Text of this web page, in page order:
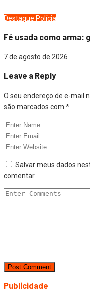
Destaque Polícia
Fé usada como arma:
7 de agosto de 2026
Leave a Reply
O seu endereço de e-mail
são marcados com *
Salvar meus dados
comentar.
Publicidade